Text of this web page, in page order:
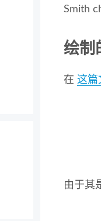
Smith
绘制
在 这篇
由于其